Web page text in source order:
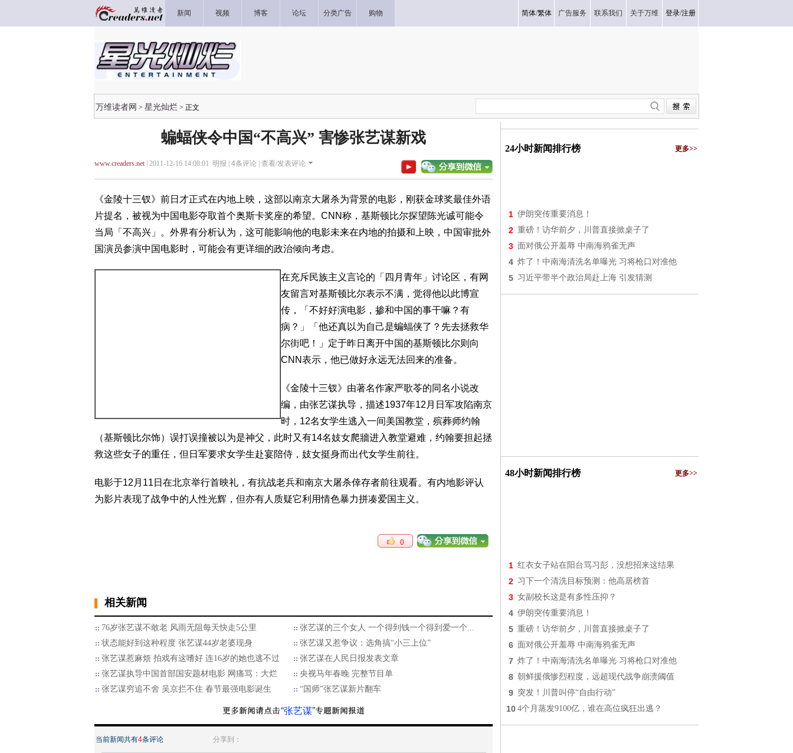
新闻 视频 博客 论坛 分类广告 购物 简体/繁体 广告服务 联系我们 关于万维 登录/注册
万维读者网 > 星光灿烂 > 正文
蝙蝠侠令中国“不高兴” 害惨张艺谋新戏
www.creaders.net| 2011-12-16 14:08:01 明报 | 4条评论 | 查看/发表评论
《金陵十三钗》前日才正式在内地上映，这部以南京大屠杀为背景的电影，刚获金球奖最佳外语
片提名，被视为中国电影夺取首个奥斯卡奖座的希望。CNN称，基斯顿比尔探望陈光诚可能令
当局「不高兴」。外界有分析认为，这可能影响他的电影未来在内地的拍摄和上映，中国审批外
国演员参演中国电影时，可能会有更详细的政治倾向考虑。
在充斥民族主义言论的「四月青年」讨论区，有网
友留言对基斯顿比尔表示不满，觉得他以此博宣
传，「不好好演电影，掺和中国的事干嘛？有
病？」「他还真以为自己是蝙蝠侠了？先去拯救华
尔街吧！」定于昨日离开中国的基斯顿比尔则向
CNN表示，他已做好永远无法回来的准备。
《金陵十三钗》由著名作家严歌苓的同名小说改
编，由张艺谋执导，描述1937年12月日军攻陷南京
时，12名女学生逃入一间美国教堂，殡葬师约翰
（基斯顿比尔饰）误打误撞被以为是神父，此时又有14名妓女爬牆进入教堂避难，约翰要担起拯
救这些女子的重任，但日军要求女学生赴宴陪侍，妓女挺身而出代女学生前往。
电影于12月11日在北京举行首映礼，有抗战老兵和南京大屠杀倖存者前往观看。有内地影评认
为影片表现了战争中的人性光辉，但亦有人质疑它利用情色暴力拼凑爱国主义。
0
相关新闻
76岁张艺谋不敢老 风雨无阻每天快走5公里
张艺谋的三个女人 一个得到钱一个得到爱一个...
状态能好到这种程度 张艺谋44岁老婆现身
张艺谋又惹争议：选角搞“小三上位”
张艺谋惹麻烦 拍戏有这嗜好 连16岁的她也逃不过
张艺谋在人民日报发表文章
张艺谋执导中国首部国安题材电影 网痛骂：大烂
央视马年春晚 完整节目单
张艺谋穷追不舍 吴京拦不住 春节最强电影诞生
“国师”张艺谋新片翻车
“张艺谋”
当前新闻共有4条评论 分享到：
24小时新闻排行榜 更多>>
1 伊朗突传重要消息！
2 重磅！访华前夕，川普直接掀桌子了
3 面对俄公开羞辱 中南海鸦雀无声
4 炸了！中南海清洗名单曝光 习将枪口对准他
5 习近平带半个政治局赴上海 引发猜测
48小时新闻排行榜 更多>>
1 红衣女子站在阳台骂习彭，没想招来这结果
2 习下一个清洗目标预测：他高居榜首
3 女副校长这是有多性压抑？
4 伊朗突传重要消息！
5 重磅！访华前夕，川普直接掀桌子了
6 面对俄公开羞辱 中南海鸦雀无声
7 炸了！中南海清洗名单曝光 习将枪口对准他
8 朝鲜援俄惨烈程度，远超现代战争崩溃阈值
9 突发！川普叫停“自由行动”
10 4个月蒸发9100亿，谁在高位疯狂出逃？